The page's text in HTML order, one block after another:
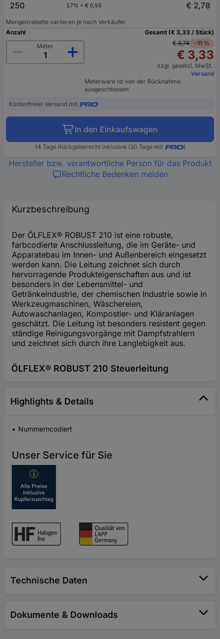
250
17% = € 0,55 € 2,78
Mengenrabatte variieren je nach Verkäufer
Anzahl
Meter
Gesamt (€ 3,33 / Stück)
€ 3,74
-11 %
€ 3,33
zzgl. gesetzl. MwSt.
Versand
Meterware ist von der Rücknahme
ausgeschlossen
Kostenfreier Versand mit
In den Einkaufswagen
14 Tage Rückgaberecht inklusive (30 Tage mit )
Hersteller bzw. verantwortliche Person für das Produkt
Rechtliche Bedenken melden
Kurzbeschreibung
Der ÖLFLEX® ROBUST 210 ist eine robuste,
farbcodierte Anschlussleitung, die im Geräte- und
Apparatebau im Innen- und Außenbereich eingesetzt
werden kann. Die Leitung zeichnet sich durch
hervorragende Produkteigenschaften aus und ist
besonders in der Lebensmittel- und
Getränkeindustrie, der chemischen Industrie sowie in
Werkzeugmaschinen, Wäschereien,
Autowaschanlagen, Kompostier- und Kläranlagen
geschätzt. Die Leitung ist besonders resistent gegen
ständige Reinigungsvorgänge mit Dampfstrahlern
und zeichnet sich durch ihre Langlebigkeit aus.
ÖLFLEX® ROBUST 210 Steuerleitung
Highlights & Details
Nummerncodiert
Unser Service für Sie
Technische Daten
Dokumente & Downloads